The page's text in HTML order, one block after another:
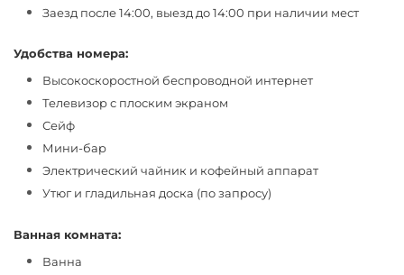
Заезд после 14:00, выезд до 14:00 при наличии мест
Удобства номера:
Высокоскоростной беспроводной интернет
Телевизор с плоским экраном
Сейф
Мини-бар
Электрический чайник и кофейный аппарат
Утюг и гладильная доска (по запросу)
Ванная комната:
Ванна